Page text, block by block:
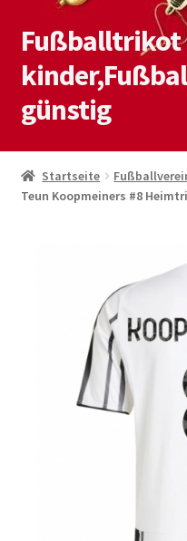
Zur
Navigation
springen
Zum
Inhalt
springen
Fußballtrikot
günstig
Start
Blog
Kontaktiere uns
Mein Konto
Startseite
Teun Koopmeiners #8